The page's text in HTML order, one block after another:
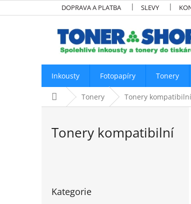
na
DOPRAVA A PLATBA SLEVY
Inkousty Fotopapíry Tonery
Domů Tonery Tonery kompatibilní
Tonery kompatibilní
kategorie
Kategorie